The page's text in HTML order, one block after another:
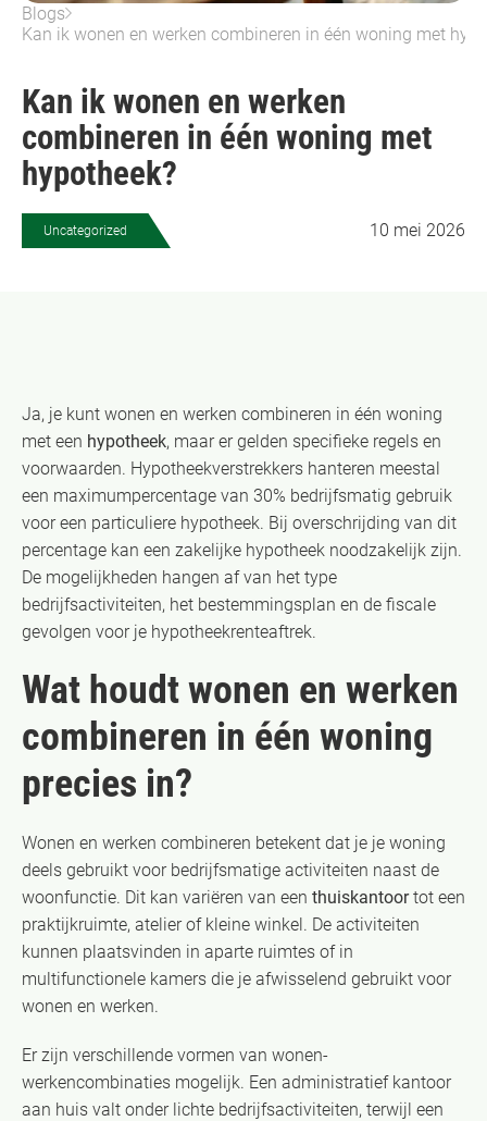
Blogs
Kan ik wonen en werken combineren in één woning met
Kan ik wonen en werken
combineren in één woning met
hypotheek?
Uncategorized 10 mei 2026
Ja, je kunt wonen en werken combineren in één woning
met een hypotheek, maar er gelden specifieke regels en
voorwaarden. Hypotheekverstrekkers hanteren meestal
een maximumpercentage van 30% bedrijfsmatig gebruik
voor een particuliere hypotheek. Bij overschrijding van dit
percentage kan een zakelijke hypotheek noodzakelijk zijn.
De mogelijkheden hangen af van het type
bedrijfsactiviteiten, het bestemmingsplan en de fiscale
gevolgen voor je hypotheekrenteaftrek.
Wat houdt wonen en werken
combineren in één woning
precies in?
Wonen en werken combineren betekent dat je je woning
deels gebruikt voor bedrijfsmatige activiteiten naast de
woonfunctie. Dit kan variëren van een thuiskantoortot een
praktijkruimte, atelier of kleine winkel. De activiteiten
kunnen plaatsvinden in aparte ruimtes of in
multifunctionele kamers die je afwisselend gebruikt voor
wonen en werken.
Er zijn verschillende vormen van wonen-
werkencombinaties mogelijk. Een administratief kantoor
aan huis valt onder lichte bedrijfsactiviteiten, terwijl een